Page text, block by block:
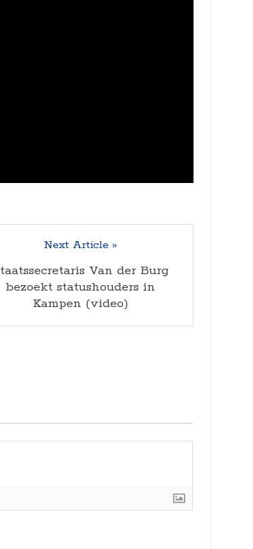
Next Article »
Van der Burg
bezoekt statushouders in
Kampen (video)